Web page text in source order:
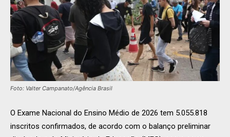
Foto: Valter Campanato/Agência Brasil
O Exame Nacional do Ensino Médio de 2026 tem 5.055.818
inscritos confirmados, de acordo com o balanço preliminar